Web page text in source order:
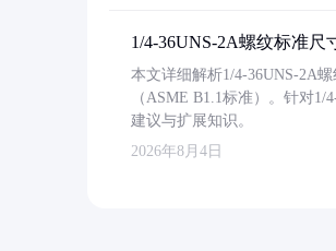
1/4-36UNS-2A螺纹标准尺
本文详细解析1/4-36UNS-2A
（ASME B1.1标准）。针对
建议与扩展知识。
2026年8月4日